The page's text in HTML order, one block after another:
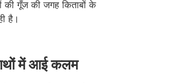
गूँज की जगह किताबों के
है।
में आई कलम